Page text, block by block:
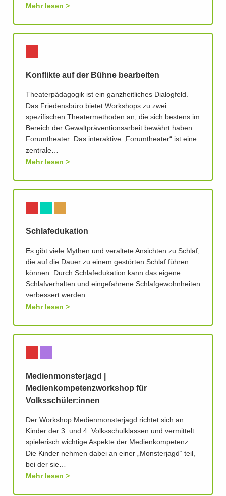
Mehr lesen
Konflikte auf der Bühne bearbeiten
Theaterpädagogik ist ein ganzheitliches Dialogfeld.
Das Friedensbüro bietet Workshops zu zwei
spezifischen Theatermethoden an, die sich bestens im
Bereich der Gewaltpräventionsarbeit bewährt haben.
Forumtheater: Das interaktive „Forumtheater“ ist eine
zentrale…
Mehr lesen
Schlafedukation
Es gibt viele Mythen und veraltete Ansichten zu Schlaf,
die auf die Dauer zu einem gestörten Schlaf führen
können. Durch Schlafedukation kann das eigene
Schlafverhalten und eingefahrene Schlafgewohnheiten
verbessert werden.…
Mehr lesen
Medienmonsterjagd |
Medienkompetenzworkshop für
Volksschüler:innen
Der Workshop Medienmonsterjagd richtet sich an
Kinder der 3. und 4. Volksschulklassen und vermittelt
spielerisch wichtige Aspekte der Medienkompetenz.
Die Kinder nehmen dabei an einer „Monsterjagd“ teil,
bei der sie…
Mehr lesen